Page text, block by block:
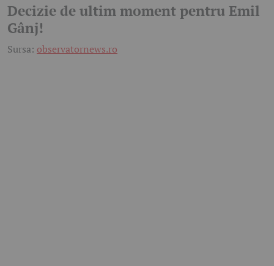
Decizie de ultim moment pentru Emil
Gânj!
Sursa: observatornews.ro